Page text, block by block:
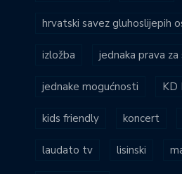
hrvatski savez gluhoslijepih
izložba jednaka prava za
jednake mogućnosti KD
kids friendly koncert
laudato tv lisinski